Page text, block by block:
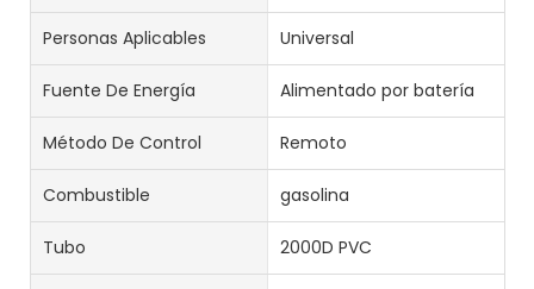
Personas Aplicables Universal
Fuente De Energía Alimentado por batería
Método De Control Remoto
Combustible gasolina
Tubo 2000D PVC